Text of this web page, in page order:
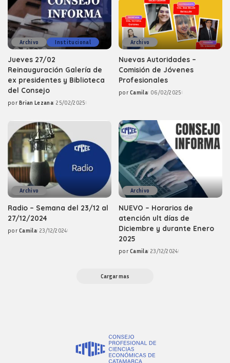
Archivo Institucional
Jueves 27/02
Reinauguración Galería de
ex presidentes y Biblioteca
del Consejo
Posted
por Brian Lezana 25/02/2025
Archivo
Nuevas Autoridades –
Comisión de Jóvenes
Profesionales
Posted
por Camila 06/02/2025
Archivo
Radio – Semana del 23/12 al
27/12/2024
Posted
por Camila 23/12/2024
Archivo
NUEVO – Horarios de
atención ult días de
Diciembre y durante Enero
2025
Posted
por Camila 23/12/2024
Cargar mas